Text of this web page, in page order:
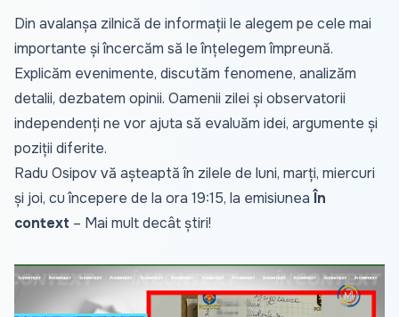
Din avalanșa zilnică de informații le alegem pe cele mai
importante și încercăm să le înțelegem împreună.
Explicăm evenimente, discutăm fenomene, analizăm
detalii, dezbatem opinii. Oamenii zilei și observatorii
independenți ne vor ajuta să evaluăm idei, argumente și
poziții diferite.
Radu Osipov vă așteaptă în zilele de luni, marți, miercuri
și joi, cu începere de la ora 19:15, la emisiunea În
context – Mai mult decât știri!